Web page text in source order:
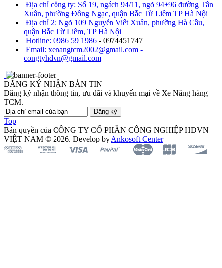
Địa chỉ công ty: Số 19, ngách 94/11, ngõ 94+96 đường Tân
Xuân, phường Đông Ngạc, quận Bắc Từ Liêm TP Hà Nội
Địa chỉ 2: Ngõ 109 Nguyễn Viết Xuân, phường Hà Cầu,
quận Bắc Từ Liêm, TP Hà Nội
Hotline: 0986 59 1986 - 0974451747
Email: xenangtcm2002@gmail.com -
congtyhdvn@gmail.com
ĐĂNG KÝ NHẬN BẢN TIN
Đăng ký nhận thông tin, ưu đãi và khuyến mại về Xe Nâng hàng
TCM.
Đăng ký
Top
Bản quyền của CÔNG TY CỔ PHẦN CÔNG NGHIỆP HDVN
VIỆT NAM © 2026. Develop by Ankosoft Center